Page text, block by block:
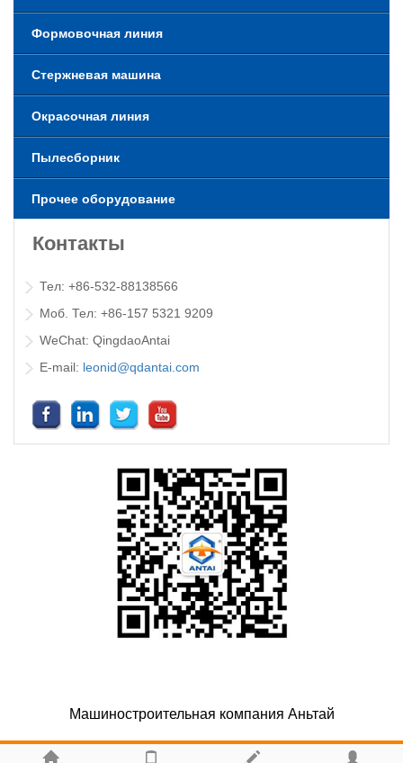
Формовочная линия
Стержневая машина
Окрасочная линия
Пылесборник
Прочее оборудование
Контакты
Тел: +86-532-88138566
Моб. Тел: +86-157 5321 9209
WeChat: QingdaoAntai
E-mail: leonid@qdantai.com
Машиностроительная компания Аньтай